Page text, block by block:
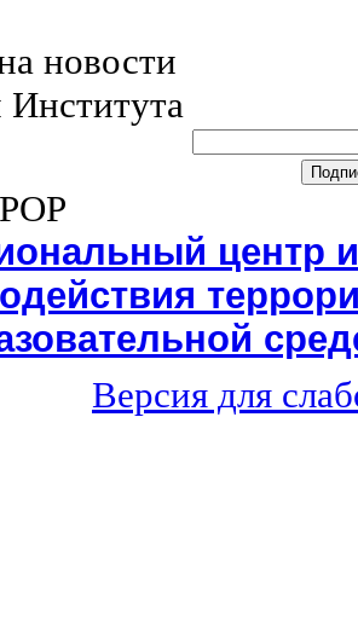
новости
центр
Версия для